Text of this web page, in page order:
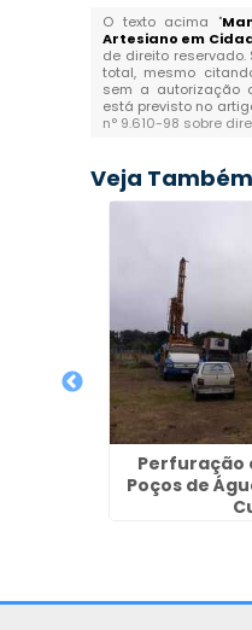
O texto acima "
Artesiano em
de direito reservado.
total, mesmo
sem a autorização
está previsto no
n° 9.610-98 sobre
Veja Também
Perfuração
Poços de